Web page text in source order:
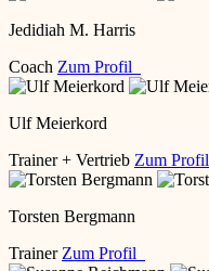
Jedidiah M. Harris
Coach Zum Profil
Ulf Meierkord
Trainer + Vertrieb Zum Profil
Torsten Bergmann
Trainer Zum Profil